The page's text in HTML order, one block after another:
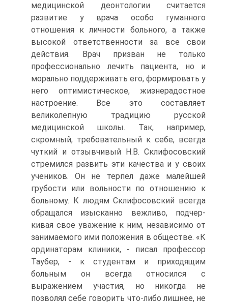
медицинской деонтоло­гии считается
развитие у врача особо гуманного
отношения к личности больного, а также
высокой ответственности за все свои
действия. Врач призван не только
профессионально ле­чить пациента, но и
морально поддерживать его, формировать у
него оптимистическое, жизнерадостное
настроение. Все это со­ставляет
великолепную традицию русской
медицинской шко­лы. Так, например,
скромный, требовательный к себе, всегда
чуткий и отзывчивый Н.В. Склифосовский
стремился развить эти качества и у своих
учеников. Он не терпел даже малейшей
грубости или вольности по отношению к
больному. К людям Склифосовский всегда
обращался изысканно вежливо, подчер­
кивая свое уважение к ним, независимо от
занимаемого ими по­ложения в обществе. «К
ординаторам клиники, - писал профес­сор
Таубер, - к студентам и приходящим
больным он всегда от­носился с
выражением участия, но никогда не
позволял себе го­ворить что-либо лишнее, не